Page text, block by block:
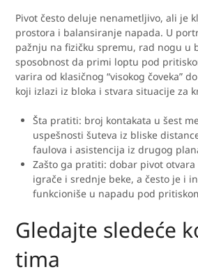
Pivot često deluje nenametljivo, ali je
prostora i balansiranje napada. U
pažnju na fizičku spremu, rad nogu u
sposobnost da primi loptu pod
varira od klasičnog “visokog čoveka”
koji izlazi iz bloka i stvara situacije za
Šta pratiti: broj kontakata u šest
uspešnosti šuteva iz bliske
faulova i asistencija iz drugog
Zašto ga pratiti: dobar pivot
igrače i srednje beke, a često je i
funkcioniše u napadu pod
Gledajte sledeće
tima